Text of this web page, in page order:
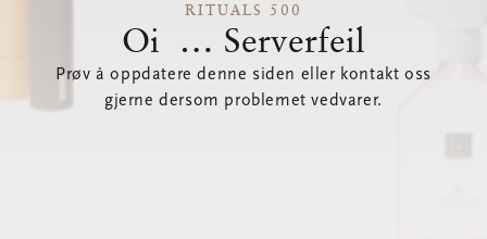
RITUALS 500
Oi … Serverfeil
Prøv å oppdatere denne siden eller kontakt oss
gjerne dersom problemet vedvarer.